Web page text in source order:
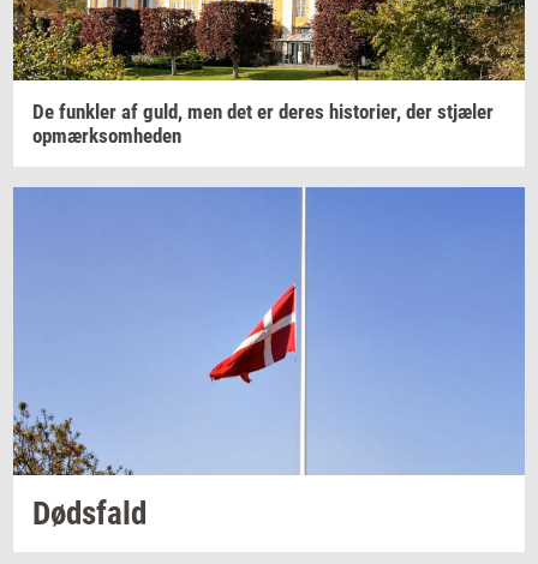
De funk­ler af guld, men det er deres hi­sto­ri­er, der stjæ­ler
op­mærk­som­he­den
Døds­fald